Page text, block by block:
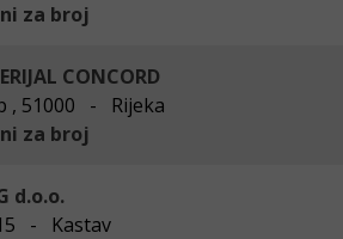
za broj
CONCORD
, 51000 - Rijeka
za broj
d.o.o.
- Kastav